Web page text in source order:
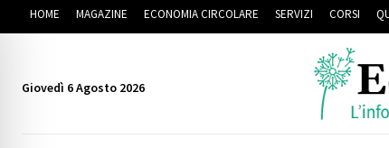
HOME MAGAZINE ECONOMIA CIRCOLARE SERVIZI CORSI
Giovedì 6 Agosto 2026